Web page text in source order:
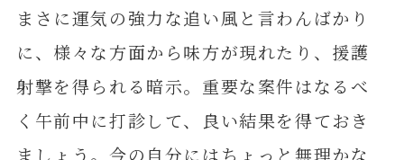
まさに運気の強力な追い風と言わんばかり
に、様々な方面から味方が現れたり、援護
射撃を得られる暗示。重要な案件はなるべ
く午前中に打診して、良い結果を得ておき
ましょう。今の自分にはちょっと無理かな